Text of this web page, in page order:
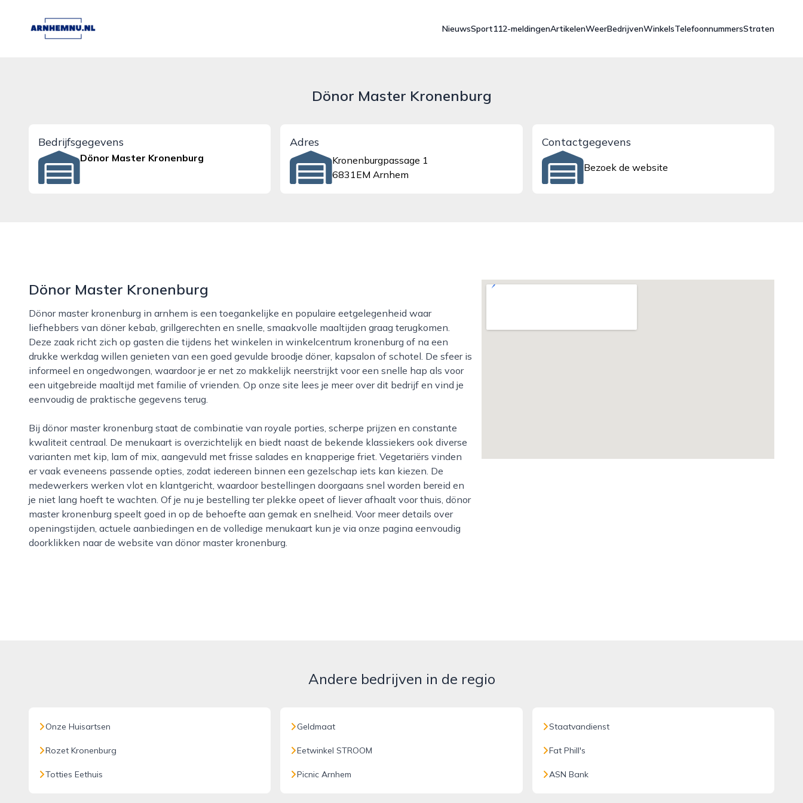
arnhemnu.nl
NieuwsSport112-meldingenArtikelenWeerBedrijvenWinkelsTelefoonnummersStraten
Dönor Master Kronenburg
Bedrijfsgegevens
Dönor Master Kronenburg
Adres
Kronenburgpassage 1
6831EM Arnhem
Contactgegevens
Bezoek de website
Dönor Master Kronenburg
Dönor master kronenburg in arnhem is een toegankelijke en populaire eetgelegenheid waar
liefhebbers van döner kebab, grillgerechten en snelle, smaakvolle maaltijden graag terugkomen.
Deze zaak richt zich op gasten die tijdens het winkelen in winkelcentrum kronenburg of na een
drukke werkdag willen genieten van een goed gevulde broodje döner, kapsalon of schotel. De sfeer is
informeel en ongedwongen, waardoor je er net zo makkelijk neerstrijkt voor een snelle hap als voor
een uitgebreide maaltijd met familie of vrienden. Op onze site lees je meer over dit bedrijf en vind je
eenvoudig de praktische gegevens terug.
Bij dönor master kronenburg staat de combinatie van royale porties, scherpe prijzen en constante
kwaliteit centraal. De menukaart is overzichtelijk en biedt naast de bekende klassiekers ook diverse
varianten met kip, lam of mix, aangevuld met frisse salades en knapperige friet. Vegetariërs vinden
er vaak eveneens passende opties, zodat iedereen binnen een gezelschap iets kan kiezen. De
medewerkers werken vlot en klantgericht, waardoor bestellingen doorgaans snel worden bereid en
je niet lang hoeft te wachten. Of je nu je bestelling ter plekke opeet of liever afhaalt voor thuis, dönor
master kronenburg speelt goed in op de behoefte aan gemak en snelheid. Voor meer details over
openingstijden, actuele aanbiedingen en de volledige menukaart kun je via onze pagina eenvoudig
doorklikken naar de website van dönor master kronenburg.
Andere bedrijven in de regio
Onze Huisartsen
Rozet Kronenburg
Totties Eethuis
Geldmaat
Eetwinkel STROOM
Picnic Arnhem
Staatvandienst
Fat Phill's
ASN Bank